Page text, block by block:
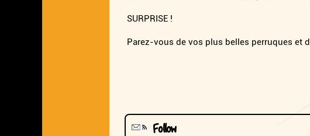
SURPRISE !
Parez-vous de vos plus belles perruques et
Follow